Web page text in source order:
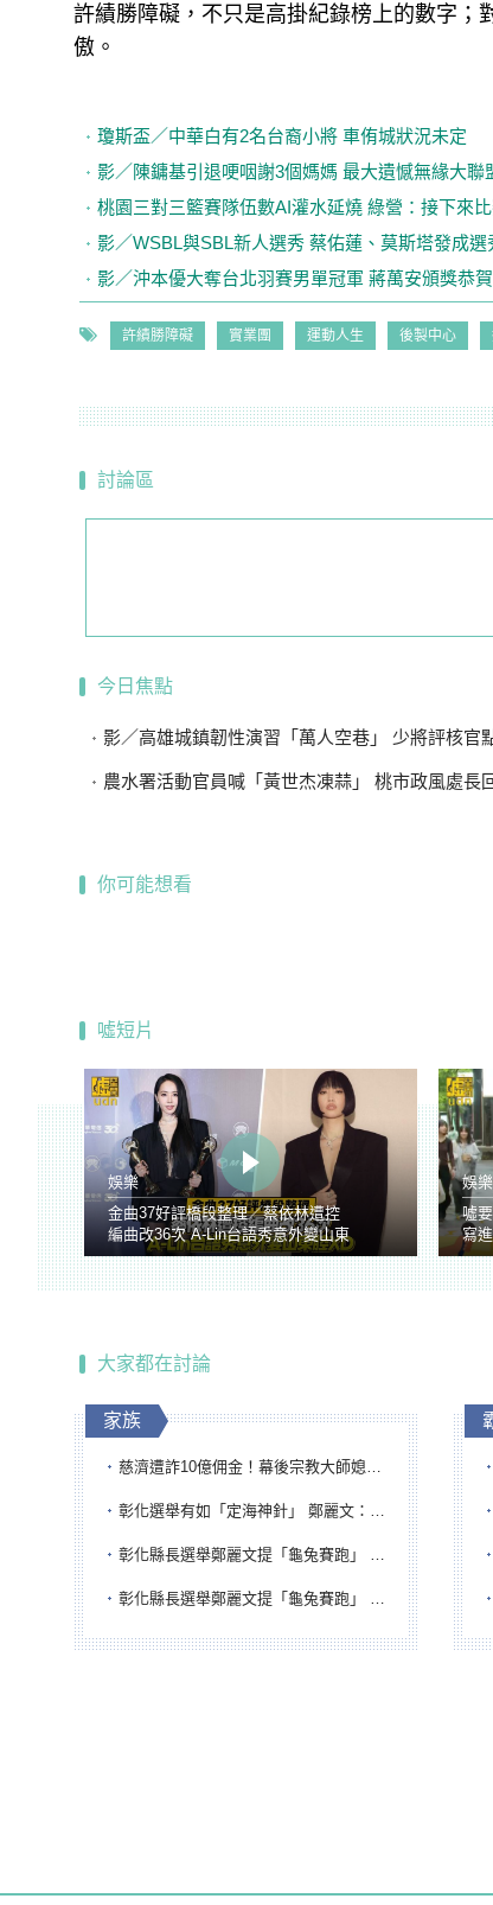
許績勝障礙，不只是高掛紀錄榜上的數字；
傲。
瓊斯盃／中華白有2名台裔小將 車侑城狀況未定
影／陳鏞基引退哽咽謝3個媽媽 最大遺憾無緣大聯
桃園三對三籃賽隊伍數AI灌水延燒 綠營：接下來
影／WSBL與SBL新人選秀 蔡佑蓮、莫斯塔發成選
影／沖本優大奪台北羽賽男單冠軍 蔣萬安頒獎恭賀
許績勝障礙 實業團 運動人生 後製中心
討論區
今日焦點
影／高雄城鎮韌性演習「萬人空巷」 少將評核官點出2
農水署活動官員喊「黃世杰凍蒜」 桃市政風處長回「
你可能想看
噓短片
娛樂
金曲37好評橋段整理／蔡依林遭控
編曲改36次 A-Lin台語秀意外變山東
腔
娛樂
噓
寫
大家都在討論
家族
慈濟遭詐10億佣金！幕後宗教大師媳婦獲100萬交保...快步奔離不發一語
彰化選舉有如「定海神針」 鄭麗文：傾全黨之力讓彰化贏
彰化縣長選舉鄭麗文提「龜兔賽跑」 綠營、無黨籍忙否認是烏龜
彰化縣長選舉鄭麗文提「龜兔賽跑」 綠營、無黨籍忙否認是烏龜